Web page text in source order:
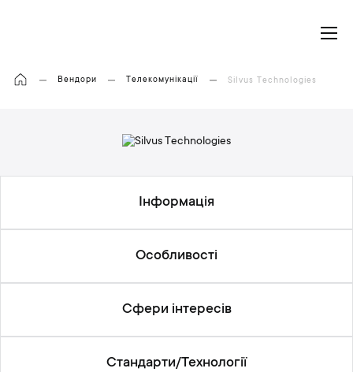
Вендори Телекомунікації Silvus Technologies
Інформація
Особливості
Сфери інтересів
Cтандарти/Технології